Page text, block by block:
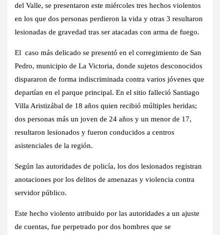
del Valle, se presentaron este miércoles tres hechos violentos
en los que dos personas perdieron la vida y otras 3 resultaron
lesionadas de gravedad tras ser atacadas con arma de fuego.
El caso más delicado se presentó en el corregimiento de San
Pedro, municipio de La Victoria, donde sujetos desconocidos
dispararon de forma indiscriminada contra varios jóvenes que
departían en el parque principal. En el sitio falleció Santiago
Villa Aristizábal de 18 años quien recibió múltiples heridas;
dos personas más un joven de 24 años y un menor de 17,
resultaron lesionados y fueron conducidos a centros
asistenciales de la región.
Según las autoridades de policía, los dos lesionados registran
anotaciones por los delitos de amenazas y violencia contra
servidor público.
Este hecho violento atribuido por las autoridades a un ajuste
de cuentas, fue perpetrado por dos hombres que se